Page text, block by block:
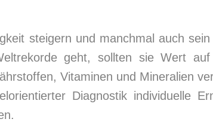
steigern und manchmal auch
geht, sollten sie Wert
Vitaminen und Mineralien
Diagnostik individuelle